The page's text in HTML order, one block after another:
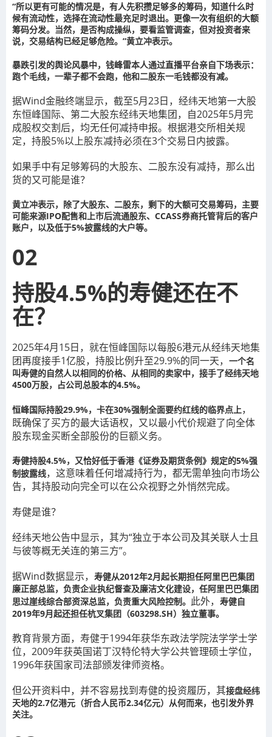
“所以更有可能的情况是，有人先积攒足够多的筹码，知道什么时
候有流动性，选择在流动性最充足时退出。更像一次有组织的大额
筹码分发。当然，是否构成操纵，要看监管调查，但对投资者来
说，交易结构已经足够危险。”黄立冲表示。
暴跌引发的舆论风暴中，钱峰雷本人通过直播平台亲自下场表示：
跑个毛线，一辈子都不会跑，他和二股东一毛钱都没有减。
据Wind金融终端显示，截至5月23日，经纬天地第一大股
东恒峰国际、第二大股东经纬天地集团，自2025年5月完
成股权交割后，均无任何减持申报。根据港交所相关规
定，持股5%以上股东减持必须在3个交易日内披露。
如果手中有足够筹码的大股东、二股东没有减持，那么出
货的又可能是谁？
黄立冲表示，除了大股东、二股东，剩下的大额可交易筹码，主要
可能来源IPO配售和上市后流通股东、CCASS券商托管背后的客户
账户，以及低于5%披露线的大户等。
02
持股4.5%的寿健还在不
在？
2025年4月15日，就在恒峰国际以每股6港元从经纬天地集
团再度接手1亿股，持股比例升至29.9%的同一天， 一个名
叫寿健的自然人以相同的价格、从相同的卖家中，接手了经纬天地
4500万股，占公司总股本的4.5%。
恒峰国际持股29.9%，卡在30%强制全面要约红线的临界点上，
既确保了买方的最大话语权，又以最小代价规避了向全体
股东现金买断全部股份的巨额义务。
寿健持股4.5%，又恰好低于香港《证券及期货条例》规定的5%强
制披露线，这意味着任何增减持行为，都无需单独向市场公
告，其持股动向完全可以在公众视野之外悄然完成。
寿健是谁？
经纬天地公告中显示，其为“独立于本公司及其关联人士且
与彼等概无关连的第三方”。
据Wind数据显示， 寿健从2012年2月起长期担任阿里巴巴集团
廉正部总监，负责企业执纪督查及廉洁文化建设，任阿里巴巴集团
思过崖线综合部资深总监，负责重大风险控制。 此外， 寿健自
2019年9月起还担任杭叉集团（603298.SH）独立董事。
教育背景方面，寿健于1994年获华东政法学院法学学士学
位，2009年获英国诺丁汉特伦特大学公共管理硕士学位，
1996年获国家司法部颁发律师资格。
但公开资料中，并不容易找到寿健的投资履历，其接盘经纬
天地的2.7亿港元（折合人民币2.34亿元）从何而来，也引发外界
关注。